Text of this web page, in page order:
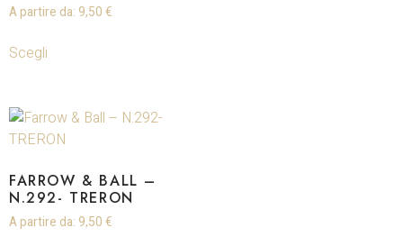
A partire da: 9,50 €
Scegli
FARROW & BALL –
N.292- TRERON
A partire da: 9,50 €